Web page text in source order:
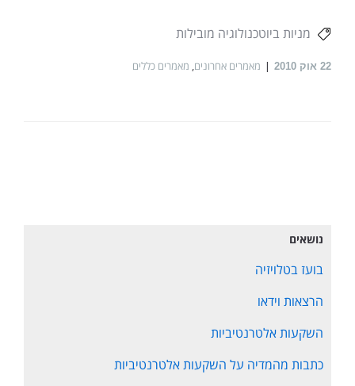
מניות ביוטכנולוגיה מובילות
22 אוק 2010 מאמרים אחרונים, מאמרים כללים
נושאים
בועז בטלויזיה
הרצאות וידאו
השקעות אלטרנטיביות
כתבות מהמדיה על השקעות אלטרנטיביות